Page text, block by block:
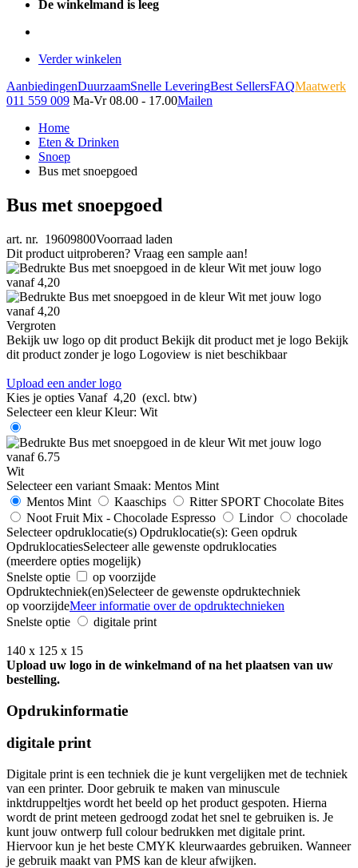
De winkelmand is leeg
Verder winkelen
AanbiedingenDuurzaamSnelle LeveringBest SellersFAQMaatwerk
011 559 009 Ma-Vr 08.00 - 17.00Mailen
Home
Eten & Drinken
Snoep
Bus met snoepgoed
Bus met snoepgoed
art. nr. 19609800Voorraad laden
Dit product uitproberen? Vraag een sample aan!
Vergroten
Bekijk uw logo op dit product Bekijk dit product met je logo Bekijk
dit product zonder je logo Logoview is niet beschikbaar
Upload een ander logo
Kies je opties Vanaf 4,20 (excl. btw)
Selecteer een kleur Kleur: Wit
Wit
Selecteer een variant Smaak: Mentos Mint
Mentos Mint
Kaaschips
Ritter SPORT Chocolate Bites
Noot Fruit Mix - Chocolade Espresso
Lindor
chocolade
Selecteer opdruklocatie(s) Opdruklocatie(s): Geen opdruk
OpdruklocatiesSelecteer alle gewenste opdruklocaties
(meerdere opties mogelijk)
Snelste optie
op voorzijde
Opdruktechniek(en)Selecteer de gewenste opdruktechniek
op voorzijdeMeer informatie over de opdruktechnieken
Snelste optie
digitale print
140 x 125 x 15
Upload uw logo in de winkelmand of na het plaatsen van uw
bestelling.
Opdrukinformatie
digitale print
Digitale print is een techniek die je kunt vergelijken met de techniek
van een printer. Door gebruik te maken van minuscule
inktdruppeltjes wordt het beeld op het product gespoten. Hierna
wordt de print meteen gedroogd zodat het snel te gebruiken is. Je
kunt jouw ontwerp full colour bedrukken met digitale print.
Hiervoor kun je het beste CMYK kleurwaardes gebruiken. Wanneer
je gebruik maakt van PMS kan de kleur afwijken.